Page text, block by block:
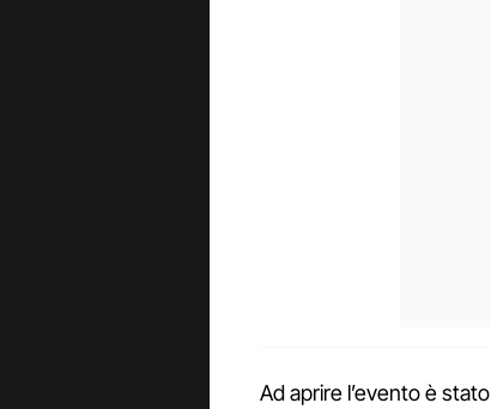
Ad aprire l’evento è stato